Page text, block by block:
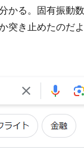
かる。固有振動
突き止めたのだ